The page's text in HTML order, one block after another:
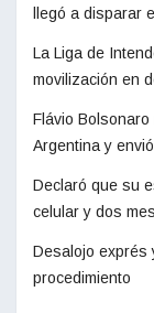
llegó a disparar
La Liga de
movilización en
Flávio
Argentina y
Declaró que su
celular y dos
Desalojo exprés
procedimiento